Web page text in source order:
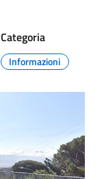
Categoria
Informazioni